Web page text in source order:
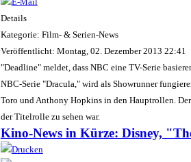
Details
Kategorie: Film- & Serien-News
Veröffentlicht: Montag, 02. Dezember 2013 22:41
"Deadline" meldet, dass NBC eine TV-Serie
NBC-Serie "Dracula," wird als Showrunner
Toro und Anthony Hopkins in den Hauptrollen.
der Titelrolle zu sehen war.
Kino-News in Kürze: Disney,